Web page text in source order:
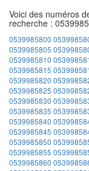
Voici des numéros
recherche :
0539985800
0539985805
0539985810
0539985815
0539985820
0539985825
0539985830
0539985835
0539985840
0539985845
0539985850
0539985855
0539985860